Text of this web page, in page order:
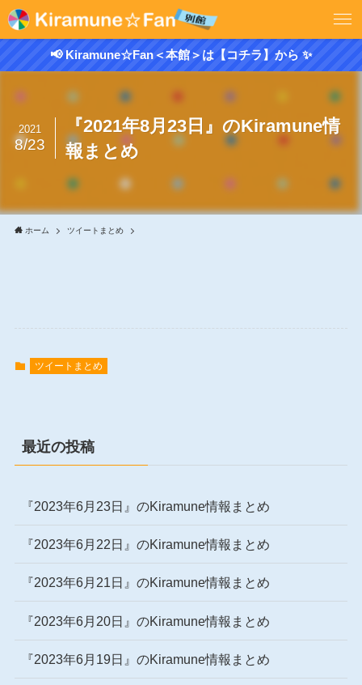
📢 Kiramune☆Fan＜本館＞は【コチラ】から ✨
『2021年8月23日』のKiramune情
報まとめ
2021
8/23
ホーム ツイートまとめ
ツイートまとめ
最近の投稿
『2023年6月23日』のKiramune情報まとめ
『2023年6月22日』のKiramune情報まとめ
『2023年6月21日』のKiramune情報まとめ
『2023年6月20日』のKiramune情報まとめ
『2023年6月19日』のKiramune情報まとめ